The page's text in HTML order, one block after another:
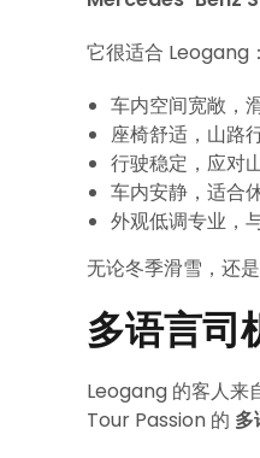
它很适合 Leogang：
车内空间宽敞，
座椅舒适，山路
行驶稳定，应对
车内安静，适合
外观低调专业，
无论冬季滑雪，还
多语言司
Leogang 的客人来
Tour Passion 的 多